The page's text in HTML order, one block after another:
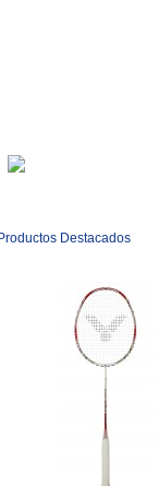
replica watches australia
Productos Destacados